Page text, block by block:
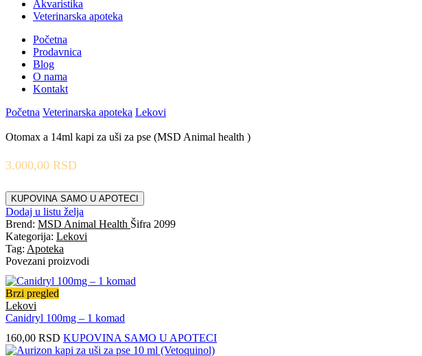
Akvaristika
Veterinarska apoteka
Početna
Prodavnica
Blog
O nama
Kontakt
Početna Veterinarska apoteka Lekovi
Otomax a 14ml kapi za uši za pse (MSD Animal health )
3.000,00 RSD
KUPOVINA SAMO U APOTECI
Dodaj u listu želja
Brend: MSD Animal Health Šifra 2099
Kategorija: Lekovi
Tag: Apoteka
Povezani proizvodi
Brzi pregled
Lekovi
Canidryl 100mg – 1 komad
160,00 RSD KUPOVINA SAMO U APOTECI